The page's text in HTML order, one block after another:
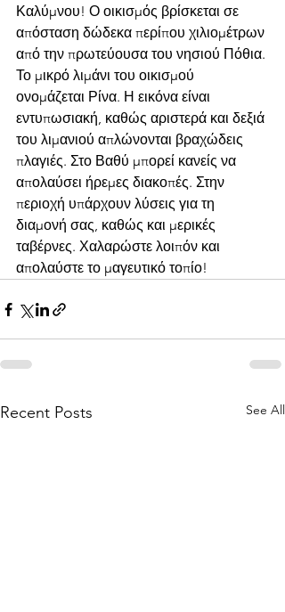
Καλύμνου! Ο οικισμός βρίσκεται σε
απόσταση δώδεκα περίπου χιλιομέτρων
από την πρωτεύουσα του νησιού Πόθια.
Το μικρό λιμάνι του οικισμού
ονομάζεται Ρίνα. Η εικόνα είναι
εντυπωσιακή, καθώς αριστερά και δεξιά
του λιμανιού απλώνονται βραχώδεις
πλαγιές. Στο Βαθύ μπορεί κανείς να
απολαύσει ήρεμες διακοπές. Στην
περιοχή υπάρχουν λύσεις για τη
διαμονή σας, καθώς και μερικές
ταβέρνες. Χαλαρώστε λοιπόν και
απολαύστε το μαγευτικό τοπίο!
Recent Posts See All